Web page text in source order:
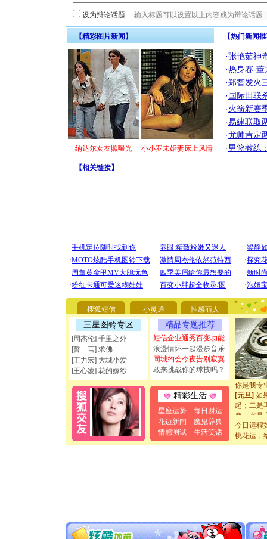
设为辩论话题
【精彩图片新闻】
纳达尔女友照曝光 小小罗未婚妻床上风情
【热门新闻
·张艳茹神
·热身赛-董
·郑智发火
·国际田联
·火箭新赛
·易建联取
·尤帅肯定
·男篮教练
【相关链接】
搜狐短信 小灵通 性感丽人
三星图铃专区
[周杰伦] 千里之外
[誓 言] 求佛
[王力宏] 大城小爱
[王心凌] 花的嫁纱
精品专题推荐
短信企业通秀百变功能
浪漫情怀一起漫步音乐
同城约会今夜告别寂寞
敢来挑战你的球技吗？
精彩生活
星座运势
每日财运
花边新闻
魔鬼辞典
情感测试
生活笑话
[圣诞节]
你太多
要平安！
[圣诞节]
能正大
都要快乐
[圣诞节]
如意,快
[元旦]看
断电。爱
你是我专
[元旦] 如
起；二是
离。水晶
[元旦]当
泣，这痛
你太多，
要平安
今日运程
桃花运，